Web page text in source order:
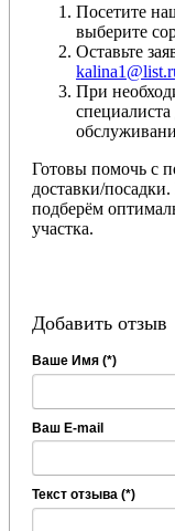
Посетите
выберите
Оставьте
При
Готовы помочь с
доставки/
подберём
участка.
Добавить отзыв
Ваше Имя (*)
Ваш E-mail
Текст отзыва (*)